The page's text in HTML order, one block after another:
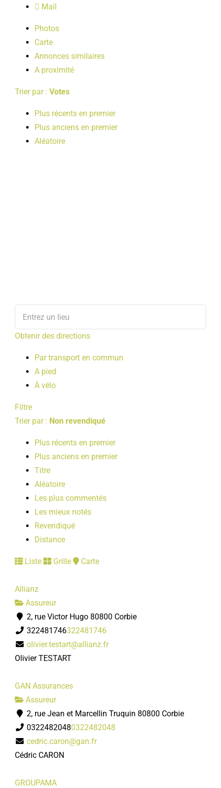
LOISIRS
PUBLICATIONS
Mail
Photos
Carte
Annonces similaires
A proximité
Trier par : Votes
Plus récents en premier
Plus anciens en premier
Aléatoire
Obtenir des directions
Par transport en commun
A pied
À vélo
Filtre
Trier par : Non revendiqué
Plus récents en premier
Plus anciens en premier
Titre
Aléatoire
Les plus commentés
Les mieux notés
Revendiqué
Distance
Liste Grille Carte
Allianz
Assureur
2, rue Victor Hugo 80800 Corbie
322481746322481746
olivier.testart@allianz.fr
Olivier TESTART
GAN Assurances
Assureur
2, rue Jean et Marcellin Truquin 80800 Corbie
03224820480322482048
cedric.caron@gan.fr
Cédric CARON
GROUPAMA